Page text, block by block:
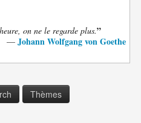
on ne le regarde plus.”
— Johann Wolfgang von Goethe
Thèmes